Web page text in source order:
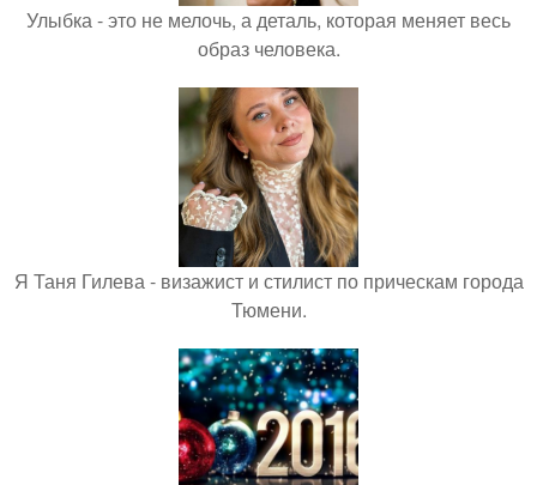
Улыбка - это не мелочь, а деталь, которая меняет весь
образ человека.
Я Таня Гилева - визажист и стилист по прическам города
Тюмени.